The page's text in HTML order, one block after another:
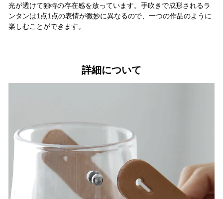
光が透けて独特の存在感を放っています。手吹きで成形されるラ
ンタンは1点1点の表情が微妙に異なるので、一つの作品のように
楽しむことができます。
詳細について